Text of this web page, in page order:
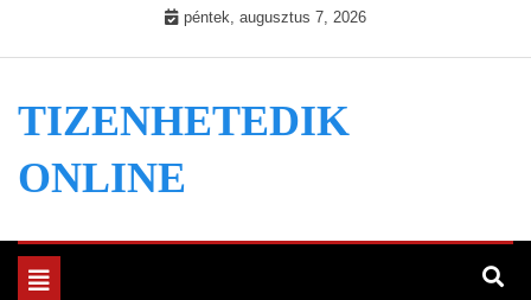
péntek, augusztus 7, 2026
TIZENHETEDIK
ONLINE
Toggle